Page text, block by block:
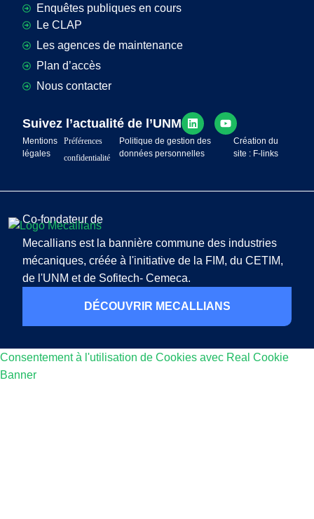
Enquêtes publiques en cours
Le CLAP
Les agences de maintenance
Plan d’accès
Nous contacter
Suivez l’actualité de l’UNM
Mentions
légales
Préférences
confidentialité
Politique de gestion des
données personnelles
Création du
site : F-links
Co-fondateur de
Mecallians est la bannière commune des industries
mécaniques, créée à l'initiative de la FIM, du CETIM,
de l'UNM et de Sofitech- Cemeca.
DÉCOUVRIR MECALLIANS
Consentement à l'utilisation de Cookies avec Real Cookie
Banner